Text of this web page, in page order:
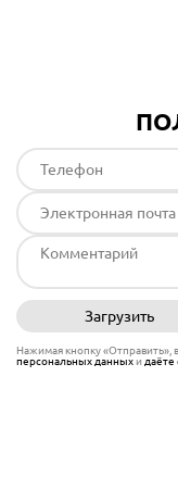
Загрузить
Нажимая кнопку «Отправить»,
персональных данныхи даёте